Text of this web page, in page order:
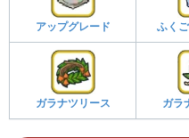
アップグレード ふく
ガラナツリース ガラ